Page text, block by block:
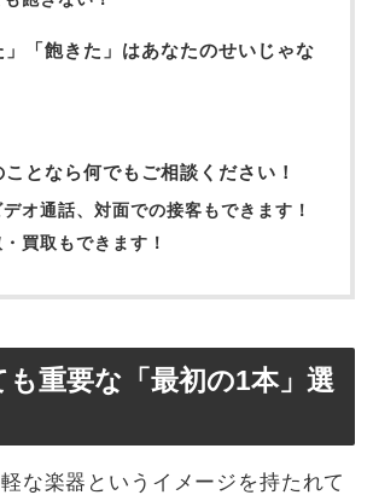
」「飽きた」はあなたのせいじゃな
となら何でもご相談ください！
オ通話、対面での接客もできます！
買取もできます！
重要な「最初の1本」選
な楽器というイメージを持たれて